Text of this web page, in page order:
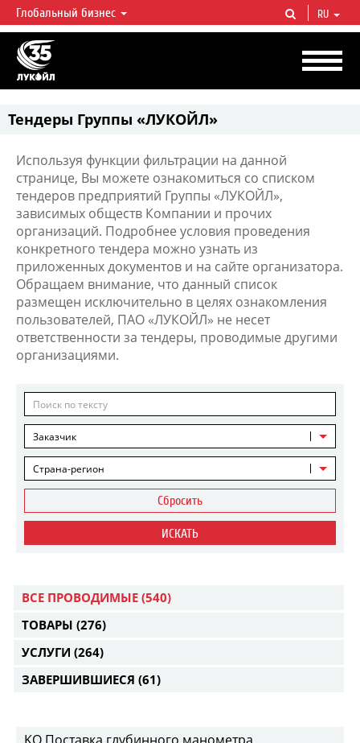
ЛУКОЙЛ СЕГОДНЯ
ЛУКОЙЛ — одна из крупнейших вертикально интегрированных
нефтегазовых компаний в мире, на долю которой приходится более 2%
мировой добычи нефти и около 1% доказанных запасов углеводородов.
Глобальный бизнес RU
Тендеры Группы «ЛУКОЙЛ»
Используя функции фильтрации на данной
странице, Вы можете ознакомиться со списком
тендеров предприятий Группы «ЛУКОЙЛ»,
зависимых обществ Компании и прочих
организаций. Подробнее условия проведения
конкретного тендера можно узнать из
приложенных документов и на сайте организатора.
Обращаем внимание, что данный список
размещен исключительно в целях ознакомления
пользователей, ПАО «ЛУКОЙЛ» не несет
ответственности за тендеры, проводимые другими
организациями.
Заказчик
Страна-регион
Сбросить
ИСКАТЬ
ВСЕ ПРОВОДИМЫЕ (540)
ТОВАРЫ (276)
УСЛУГИ (264)
ЗАВЕРШИВШИЕСЯ (61)